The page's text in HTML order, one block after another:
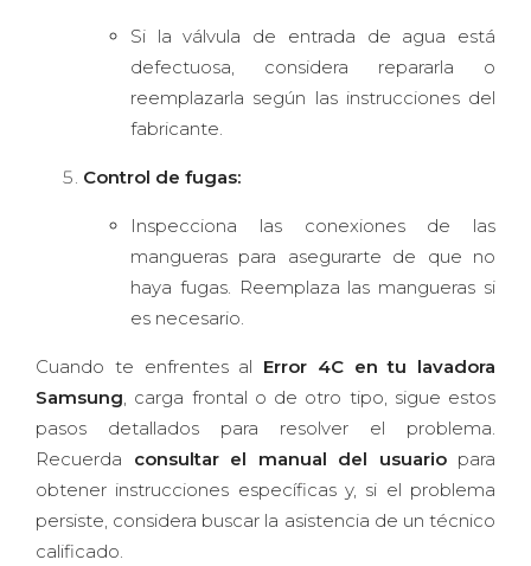
Si la válvula de entrada de agua está
defectuosa, considera repararla o
reemplazarla según las instrucciones del
fabricante.
Control de fugas:
Inspecciona las conexiones de las
mangueras para asegurarte de que no
haya fugas. Reemplaza las mangueras si
es necesario.
Cuando te enfrentes al Error 4C en tu lavadora
Samsung, carga frontal o de otro tipo, sigue estos
pasos detallados para resolver el problema.
Recuerda consultar el manual del usuariopara
obtener instrucciones específicas y, si el problema
persiste, considera buscar la asistencia de un técnico
calificado.